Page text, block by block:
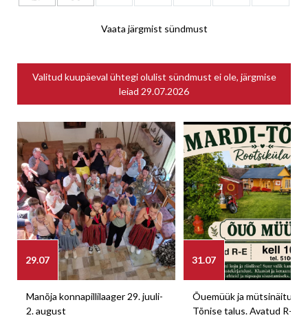
Vaata järgmist sündmust
Valitud kuupäeval ühtegi olulist sündmust ei ole, järgmise
leiad 29.07.2026
29.07
Manõja konnapillilaager 29. juuli-
2. august
31.07
Õuemüük ja mütsinäitus
Tõnise talus. Avatud R-E